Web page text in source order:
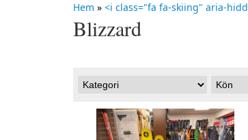
Hem » <i class="fa fa-skiing" aria-
Blizzard